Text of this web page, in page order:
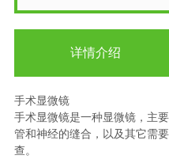
详情介绍
手术显微镜
手术显微镜是一种显微镜，主
管和神经的缝合，以及其它需
查。